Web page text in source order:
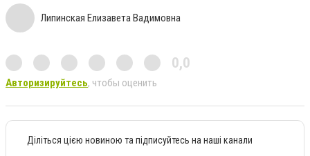
Липинская Елизавета Вадимовна
0,0
Авторизируйтесь, чтобы оценить
Діліться цією новиною та підписуйтесь на наші канали